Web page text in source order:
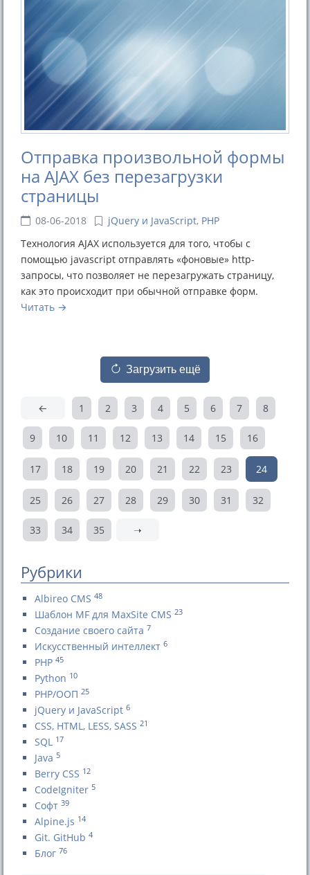
Отправка произвольной формы
на AJAX без перезагрузки
страницы
08-06-2018 jQuery и JavaScript, PHP
Технология AJAX используется для того, чтобы с
помощью javascript отправлять «фоновые» http-
запросы, что позволяет не перезагружать страницу,
как это происходит при обычной отправке форм.
Читать
Загрузить ещё
← 1 2 3 4 5 6 7 8
9 10 11 12 13 14 15 16
17 18 19 20 21 22 23 24
25 26 27 28 29 30 31 32
33 34 35 ➝
Рубрики
Albireo CMS 48
Шаблон MF для MaxSite CMS 23
Создание своего сайта 7
Искусственный интеллект 6
PHP 45
Python 10
PHP/ООП 25
jQuery и JavaScript 6
CSS, HTML, LESS, SASS 21
SQL 17
Java 5
Berry CSS 12
CodeIgniter 5
Софт 39
Alpine.js 14
Git. GitHub 4
Блог 76